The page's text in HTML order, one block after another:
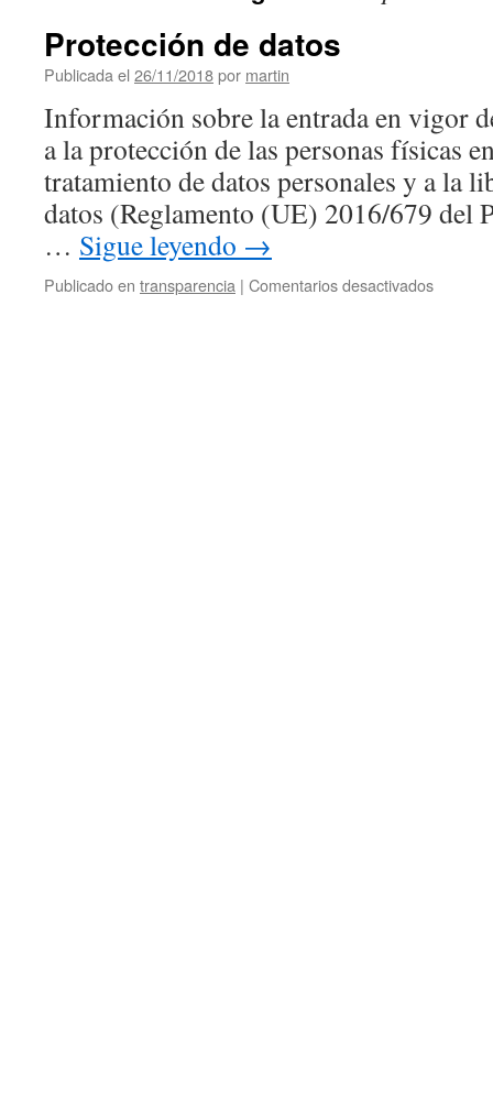
Protección de datos
Publicada el 26/11/2018por martin
Información sobre la entrada en vigor
a la protección de las personas físicas
tratamiento de datos personales y a la
datos (Reglamento (UE) 2016/679 del
… Sigue leyendo →
Publicado en transparencia | Comentarios desactivadosen